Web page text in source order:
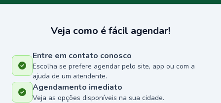
Veja como é fácil agendar!
Entre em contato conosco
Escolha se prefere agendar pelo site, app ou com a
ajuda de um atendente.
Agendamento imediato
Veja as opções disponíveis na sua cidade.